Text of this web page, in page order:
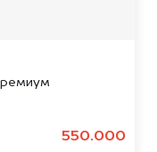
550.000